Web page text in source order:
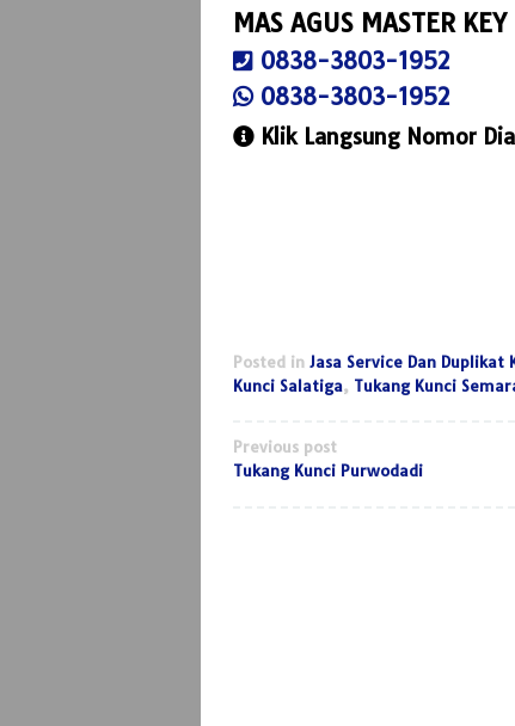
MAS AGUS MASTER KEY
0838-3803-1952
0838-3803-1952
Klik Langsung Nomor
Posted in Jasa Service Dan Duplikat
Kunci Salatiga, Tukang Kunci
Post
navigation
Previous post
Tukang Kunci Purwodadi